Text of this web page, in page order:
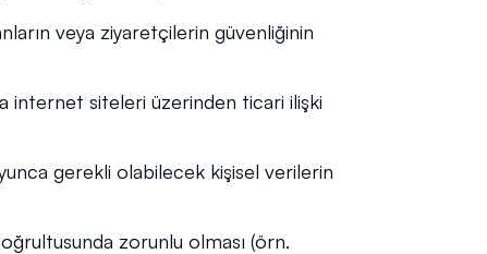
veya ziyaretçilerin güvenliğinin
internet siteleri üzerinden ticari ilişki
gerekli olabilecek kişisel verilerin
zorunlu olması (örn.